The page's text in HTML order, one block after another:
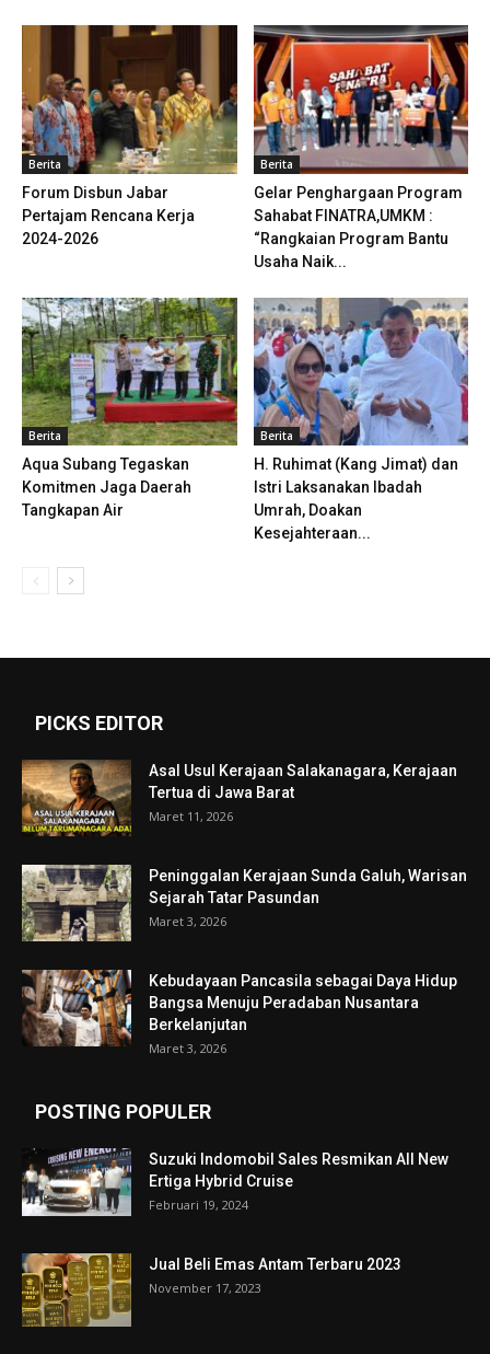
Berita
Forum Disbun Jabar
Pertajam Rencana Kerja
2024-2026
Berita
Gelar Penghargaan Program
Sahabat FINATRA,UMKM :
“Rangkaian Program Bantu
Usaha Naik...
Berita
Aqua Subang Tegaskan
Komitmen Jaga Daerah
Tangkapan Air
Berita
H. Ruhimat (Kang Jimat) dan
Istri Laksanakan Ibadah
Umrah, Doakan
Kesejahteraan...
PICKS EDITOR
Asal Usul Kerajaan Salakanagara, Kerajaan
Tertua di Jawa Barat
Maret 11, 2026
Peninggalan Kerajaan Sunda Galuh, Warisan
Sejarah Tatar Pasundan
Maret 3, 2026
Kebudayaan Pancasila sebagai Daya Hidup
Bangsa Menuju Peradaban Nusantara
Berkelanjutan
Maret 3, 2026
POSTING POPULER
Suzuki Indomobil Sales Resmikan All New
Ertiga Hybrid Cruise
Februari 19, 2024
Jual Beli Emas Antam Terbaru 2023
November 17, 2023